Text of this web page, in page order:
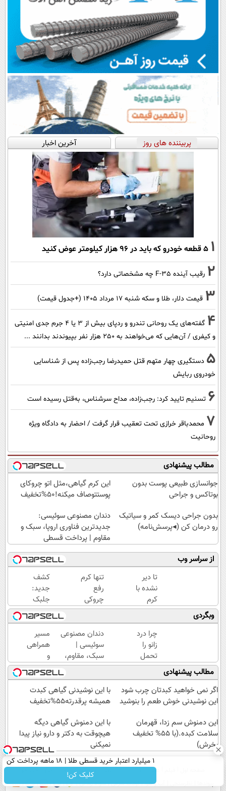
پربیننده های روز آخرین اخبار
1 ۵ قطعه خودرو که باید در ۹۶ هزار کیلومتر عوض کنید
2 رقیب آینده F-35 چه مشخصاتی دارد؟
3 قیمت دلار، طلا و سکه شنبه ۱۷ مرداد ۱۴۰۵ (+جدول قیمت)
4
گفته‌های یک روحانی تندرو و ردپای بیش از ۳ یا ۴ جرم جدی امنیتی
و کیفری / آن‌هایی که می‌خواهند به ۲۵۰ هزار نفر بپیوندند بدانند ...
5 دستگیری چهار متهم قتل حمیدرضا رجب‌زاده پس از شناسایی
خودروی ربایش
6 تسنیم تایید کرد: رجب‌زاده، مداح سرشناس، به‌قتل رسیده است
7 محمدباقر خرازی تحت تعقیب قرار گرفت / احضار به دادگاه ویژه
روحانیت
مطالب پیشنهادی
جوانسازی طبیعی پوست بدون
بوتاکس و جراحی
این کرم گیاهی،مثل اتو چروکای
پوستتوصاف میکنه!50%تخفیف
بدون جراحی دیسک کمر و سیاتیک
رو درمان کن (◂پرسش‌نامه)
دندان مصنوعی سوئیسی:
جدیدترین فناوری اروپا، سبک و
مقاوم | پرداخت قسطی
از سراسر وب
تا دیر
نشده با
کرم
ضدچروک
جلبک
پوستتو
صاف و
آینه ای
کن!
تنها کرم
رفع
چروکی
که
مجوز
رسمی
وزارت
بهداشت
دارد
کشف
جدید:
جلبک
اسپیرولینا
پیری را
متوقف
می
کند50%تخفیف
وبگردی
چرا درد
زانو را
تحمل
می‌کنی؟
خیلی
ساده
درمنزل
کن
دندان مصنوعی
سوئیسی |
سبک، مقاوم،
طبیعی! ویزیت
رایگان+پرداخت
اقساطی😍
مسیر
همراهی
و
گزارش
عملکرد
گروه
اسنپ
۱۴۰۴
مطالب پیشنهادی
اگر نمی خواهید کبدتان چرب شود
این نوشیدنی خوش طعم را بنوشید
با این نوشیدنی گیاهی کبدت
همیشه پرقدرته55%تخفیف
این دمنوش سم زدا، قهرمان
سلامت کبده.(با 55% تخفیف
بخرش)
با این دمنوش گیاهی دیگه
هیچوقت به دکتر و دارو نیاز پیدا
نمیکنی
۱ میلیارد اعتبار خرید قسطی طلا | ۱۸ ماهه پرداخت کن
کلیک کن!
عصر ایران۲ درباره عصرایران تماس با ما
آب و هوا اوقات شرعی سواد زندگی